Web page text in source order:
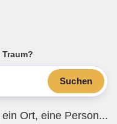
Suchen
Ort, eine Person...